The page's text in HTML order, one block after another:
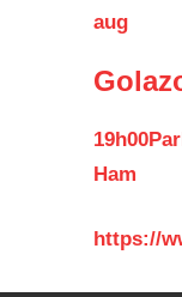
aug
19h00
Ham
https://